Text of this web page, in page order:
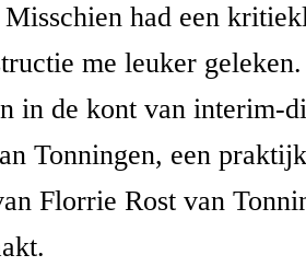
Misschien had een
me leuker
in de kont van interim-
Tonningen, een
Florrie Rost van